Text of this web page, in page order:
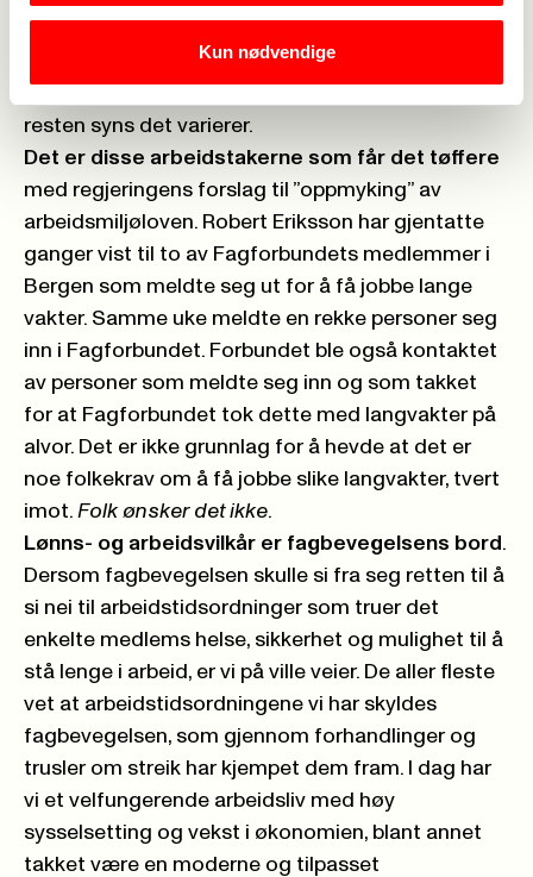
Kun nødvendige
73 prosent sier de har en fysisk krevende jobb,
resten syns det varierer.
Det er disse arbeidstakerne som får det tøffere
med regjeringens forslag til ”oppmyking” av
arbeidsmiljøloven. Robert Eriksson har gjentatte
ganger vist til to av Fagforbundets medlemmer i
Bergen som meldte seg ut for å få jobbe lange
vakter. Samme uke meldte en rekke personer seg
inn i Fagforbundet. Forbundet ble også kontaktet
av personer som meldte seg inn og som takket
for at Fagforbundet tok dette med langvakter på
alvor. Det er ikke grunnlag for å hevde at det er
noe folkekrav om å få jobbe slike langvakter, tvert
imot. Folk ønsker det ikke.
Lønns- og arbeidsvilkår er fagbevegelsens bord .
Dersom fagbevegelsen skulle si fra seg retten til å
si nei til arbeidstidsordninger som truer det
enkelte medlems helse, sikkerhet og mulighet til å
stå lenge i arbeid, er vi på ville veier. De aller fleste
vet at arbeidstidsordningene vi har skyldes
fagbevegelsen, som gjennom forhandlinger og
trusler om streik har kjempet dem fram. I dag har
vi et velfungerende arbeidsliv med høy
sysselsetting og vekst i økonomien, blant annet
takket være en moderne og tilpasset